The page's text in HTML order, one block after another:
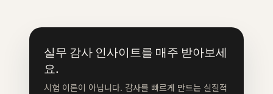
실무 감사 인사이트를 매주 받아보세
요.
시험 이론이 아닙니다. 감사를 빠르게 만드는 실질적